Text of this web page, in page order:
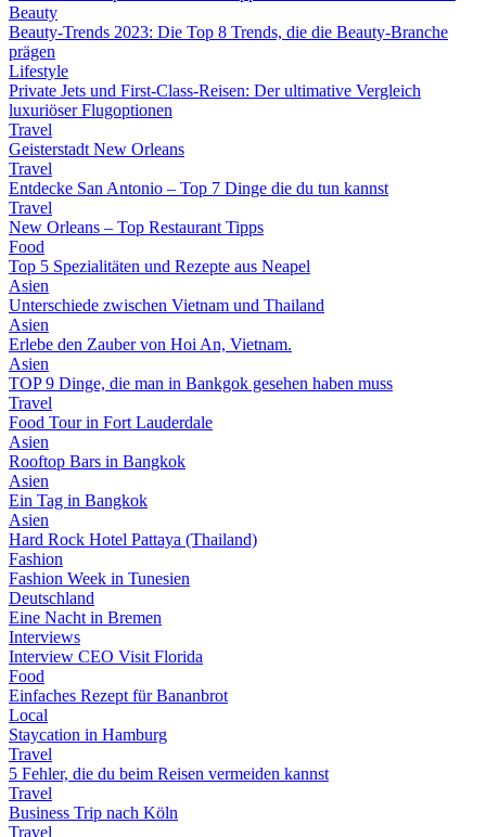
Beauty
Beauty-Trends 2023: Die Top 8 Trends, die die Beauty-Branche
prägen
Lifestyle
Private Jets und First-Class-Reisen: Der ultimative Vergleich
luxuriöser Flugoptionen
Travel
Geisterstadt New Orleans
Travel
Entdecke San Antonio – Top 7 Dinge die du tun kannst
Travel
New Orleans – Top Restaurant Tipps
Food
Top 5 Spezialitäten und Rezepte aus Neapel
Asien
Unterschiede zwischen Vietnam und Thailand
Asien
Erlebe den Zauber von Hoi An, Vietnam.
Asien
TOP 9 Dinge, die man in Bankgok gesehen haben muss
Travel
Food Tour in Fort Lauderdale
Asien
Rooftop Bars in Bangkok
Asien
Ein Tag in Bangkok
Asien
Hard Rock Hotel Pattaya (Thailand)
Fashion
Fashion Week in Tunesien
Deutschland
Eine Nacht in Bremen
Interviews
Interview CEO Visit Florida
Food
Einfaches Rezept für Bananbrot
Local
Staycation in Hamburg
Travel
5 Fehler, die du beim Reisen vermeiden kannst
Travel
Business Trip nach Köln
Travel